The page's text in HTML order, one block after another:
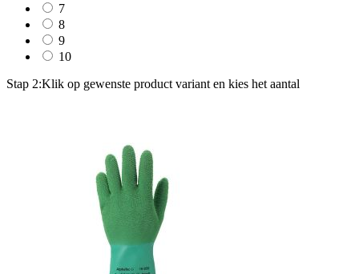
7
8
9
10
Stap 2:Klik op gewenste product variant en kies het aantal